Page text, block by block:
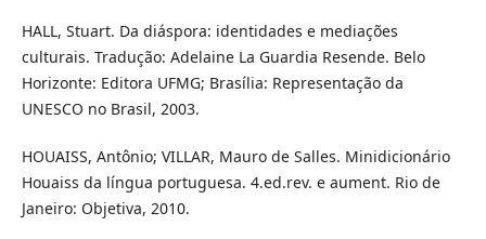
HALL, Stuart. Da diáspora: identidades e mediações
culturais. Tradução: Adelaine La Guardia Resende. Belo
Horizonte: Editora UFMG; Brasília: Representação da
UNESCO no Brasil, 2003.
HOUAISS, Antônio; VILLAR, Mauro de Salles. Minidicionário
Houaiss da língua portuguesa. 4.ed.rev. e aument. Rio de
Janeiro: Objetiva, 2010.